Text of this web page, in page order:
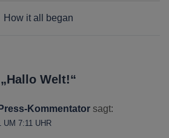
How it all began
Hallo Welt!“
Kommentator sagt:
UM 7:11 UHR